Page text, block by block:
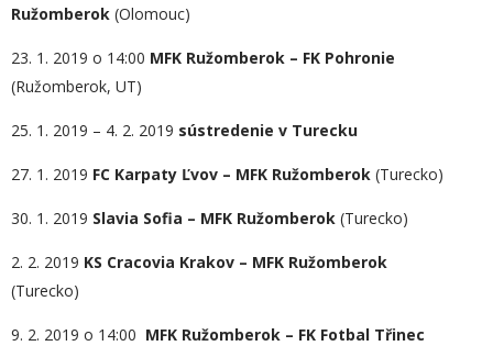
Ružomberok (Olomouc)
23. 1. 2019 o 14:00 MFK Ružomberok – FK Pohronie
(Ružomberok, UT)
25. 1. 2019 – 4. 2. 2019 sústredenie v Turecku
27. 1. 2019 FC Karpaty Ľvov – MFK Ružomberok (Turecko)
30. 1. 2019 Slavia Sofia – MFK Ružomberok (Turecko)
2. 2. 2019 KS Cracovia Krakov – MFK Ružomberok
(Turecko)
9. 2. 2019 o 14:00 MFK Ružomberok – FK Fotbal Třinec